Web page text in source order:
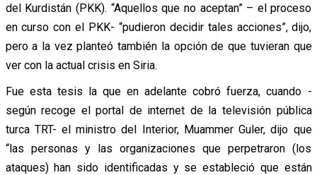
del Kurdistán (PKK). “Aquellos que no aceptan” – el proceso
en curso con el PKK- “pudieron decidir tales acciones”, dijo,
pero a la vez planteó también la opción de que tuvieran que
ver con la actual crisis en Siria.
Fue esta tesis la que en adelante cobró fuerza, cuando -
según recoge el portal de internet de la televisión pública
turca TRT- el ministro del Interior, Muammer Guler, dijo que
“las personas y las organizaciones que perpetraron (los
ataques) han sido identificadas y se estableció que están